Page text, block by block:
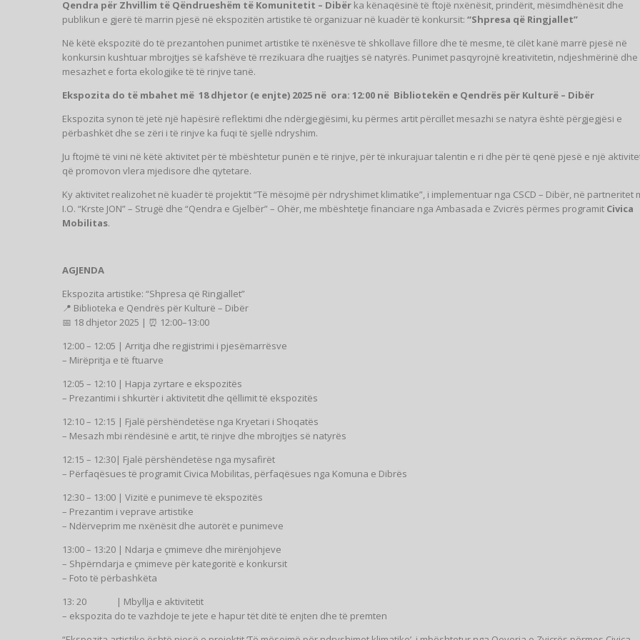
Qendra për Zhvillim të Qëndrueshëm të Komunitetit – Dibër ka kënaqësinë të ftojë nxënësit, prindërit, mësimdhënësit dhe
publikun e gjerë të marrin pjesë në ekspozitën artistike të organizuar në kuadër të konkursit: “Shpresa që Ringjallet”
Në këtë ekspozitë do të prezantohen punimet artistike të nxënësve të shkollave fillore dhe të mesme, të cilët kanë marrë pjesë në
konkursin kushtuar mbrojtjes së kafshëve të rrezikuara dhe ruajtjes së natyrës. Punimet pasqyrojnë kreativitetin, ndjeshmërinë dhe
mesazhet e forta ekologjike të të rinjve tanë.
Ekspozita do të mbahet më 18 dhjetor (e enjte) 2025 në ora: 12:00 në Bibliotekën e Qendrës për Kulturë – Dibër
Ekspozita synon të jetë një hapësirë reflektimi dhe ndërgjegjësimi, ku përmes artit përcillet mesazhi se natyra është përgjegjësi e
përbashkët dhe se zëri i të rinjve ka fuqi të sjellë ndryshim.
Ju ftojmë të vini në këtë aktivitet për të mbështetur punën e të rinjve, për të inkurajuar talentin e ri dhe për të qenë pjesë e një
që promovon vlera mjedisore dhe qytetare.
Ky aktivitet realizohet në kuadër të projektit “Të mësojmë për ndryshimet klimatike”, i implementuar nga CSCD – Dibër, në partneritet
I.O. “Krste JON” – Strugë dhe “Qendra e Gjelbër” – Ohër, me mbështetje financiare nga Ambasada e Zvicrës përmes programit Civica
Mobilitas.
AGJENDA
Ekspozita artistike: “Shpresa që Ringjallet”
📍 Biblioteka e Qendrës për Kulturë – Dibër
📅 18 dhjetor 2025 | ⏰ 12:00–13:00
12:00 – 12:05 | Arritja dhe regjistrimi i pjesëmarrësve
– Mirëpritja e të ftuarve
12:05 – 12:10 | Hapja zyrtare e ekspozitës
– Prezantimi i shkurtër i aktivitetit dhe qëllimit të ekspozitës
12:10 – 12:15 | Fjalë përshëndetëse nga Kryetari i Shoqatës
– Mesazh mbi rëndësinë e artit, të rinjve dhe mbrojtjes së natyrës
12:15 – 12:30| Fjalë përshëndetëse nga mysafirët
– Përfaqësues të programit Civica Mobilitas, përfaqësues nga Komuna e Dibrës
12:30 – 13:00 | Vizitë e punimeve të ekspozitës
– Prezantim i veprave artistike
– Ndërveprim me nxënësit dhe autorët e punimeve
13:00 – 13:20 | Ndarja e çmimeve dhe mirënjohjeve
– Shpërndarja e çmimeve për kategoritë e konkursit
– Foto të përbashkëta
13: 20 | Mbyllja e aktivitetit
– ekspozita do te vazhdoje te jete e hapur tët ditë të enjten dhe të premten